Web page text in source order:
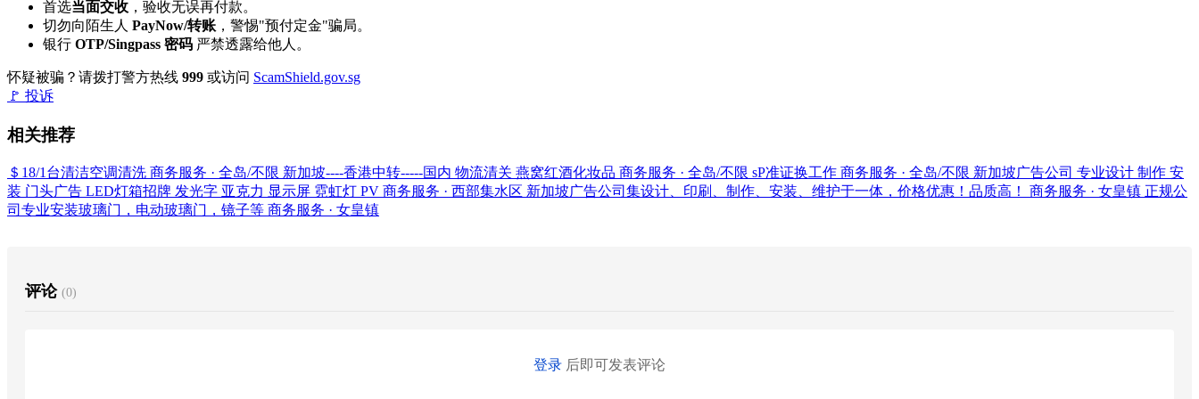
首选当面交收 ，验收无误再付款。
切勿向陌生人 PayNow/转账 ，警惕"预付定金"骗局。
银行 OTP/Singpass 密码 严禁透露给他人。
怀疑被骗？请拨打警方热线 999 或访问 ScamShield.gov.sg
🚩 投诉
相关推荐
＄18/1台清洁空调清洗 商务服务 · 全岛/不限 新加坡----香港中转-----国内 物流清关 燕窝红酒化妆品 商务服务 · 全岛/不限 sP准证换工作 商务服务 · 全岛/不限 新加坡广告公司 专业设计 制作 安
装 门头广告 LED灯箱招牌 发光字 亚克力 显示屏 霓虹灯 PV 商务服务 · 西部集水区 新加坡广告公司集设计、印刷、制作、安装、维护于一体，价格优惠！品质高！ 商务服务 · 女皇镇 正规公
司专业安装玻璃门，电动玻璃门，镜子等 商务服务 · 女皇镇
评论 (0)
登录 后即可发表评论